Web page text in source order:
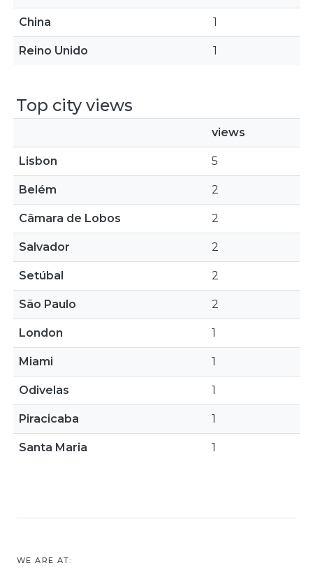
China 1
Reino Unido 1
Top city views
views
Lisbon 5
Belém 2
Câmara de Lobos 2
Salvador 2
Setúbal 2
São Paulo 2
London 1
Miami 1
Odivelas 1
Piracicaba 1
Santa Maria 1
WE ARE AT: